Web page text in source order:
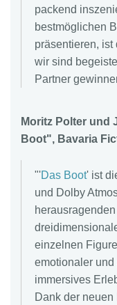
packend
bestmöglichen
präsentieren,
wir sind
Partner
Moritz Polter und
Boot", Bavaria
"'Das Boot' ist
und Dolby
einzelnen
emotionaler
immersives
Dank der